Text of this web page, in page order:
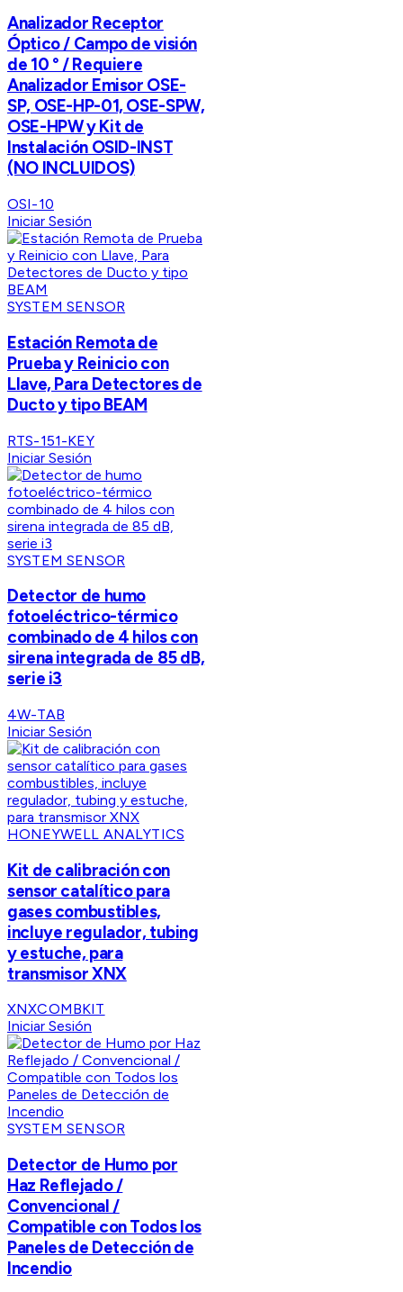
Analizador Receptor
Óptico / Campo de visión
de 10 ° / Requiere
Analizador Emisor OSE-
SP, OSE-HP-01, OSE-SPW,
OSE-HPW y Kit de
Instalación OSID-INST
(NO INCLUIDOS)
OSI-10
Iniciar Sesión
SYSTEM SENSOR
Estación Remota de
Prueba y Reinicio con
Llave, Para Detectores de
Ducto y tipo BEAM
RTS-151-KEY
Iniciar Sesión
SYSTEM SENSOR
Detector de humo
fotoeléctrico-térmico
combinado de 4 hilos con
sirena integrada de 85 dB,
serie i3
4W-TAB
Iniciar Sesión
HONEYWELL ANALYTICS
Kit de calibración con
sensor catalítico para
gases combustibles,
incluye regulador, tubing
y estuche, para
transmisor XNX
XNXCOMBKIT
Iniciar Sesión
SYSTEM SENSOR
Detector de Humo por
Haz Reflejado /
Convencional /
Compatible con Todos los
Paneles de Detección de
Incendio